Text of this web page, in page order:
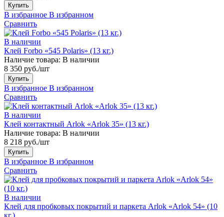
Купить
В избранное В избранном
Сравнить
В наличии
Клей Forbo «545 Polaris» (13 кг.)
Наличие товара: В наличии
8 350 руб./шт
Купить
В избранное В избранном
Сравнить
В наличии
Клей контактный Arlok «Arlok 35» (13 кг.)
Наличие товара: В наличии
8 218 руб./шт
Купить
В избранное В избранном
Сравнить
В наличии
Клей для пробковых покрытий и паркета Arlok «Arlok 54» (10
кг.)